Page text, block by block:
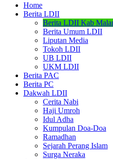
Home
Berita LDII
Berita LDII Kab
Berita Umum LDII
Liputan Media
Tokoh LDII
UB LDII
UKM LDII
Berita PAC
Berita PC
Dakwah LDII
Cerita Nabi
Haji Umroh
Idul Adha
Kumpulan Doa-Doa
Ramadhan
Sejarah Perang Islam
Surga Neraka